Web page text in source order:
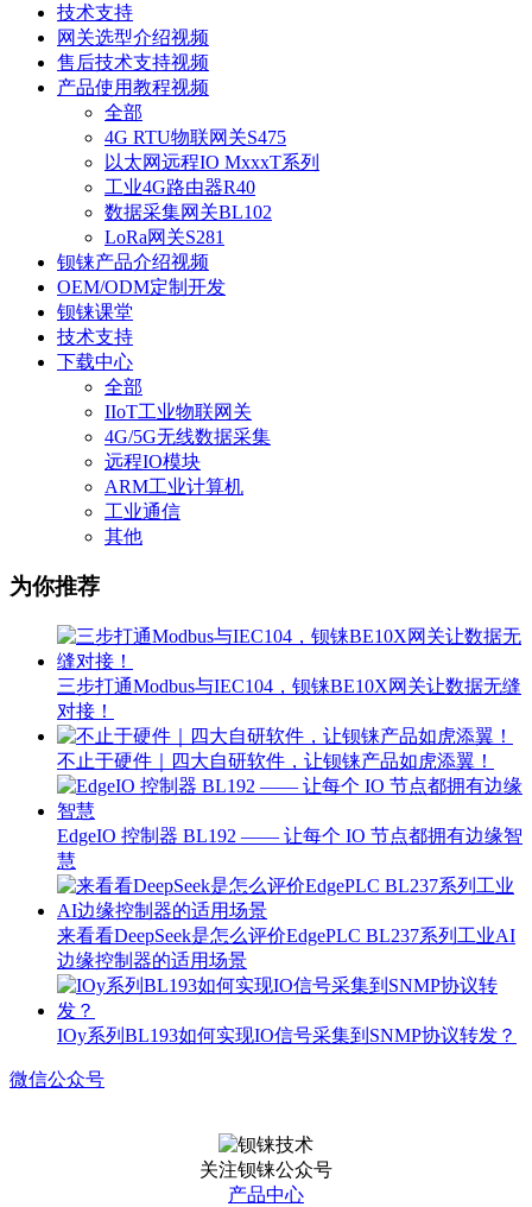
技术支持
网关选型介绍视频
售后技术支持视频
产品使用教程视频
全部
4G RTU物联网关S475
以太网远程IO MxxxT系列
工业4G路由器R40
数据采集网关BL102
LoRa网关S281
钡铼产品介绍视频
OEM/ODM定制开发
钡铼课堂
技术支持
下载中心
全部
IIoT工业物联网关
4G/5G无线数据采集
远程IO模块
ARM工业计算机
工业通信
其他
为你推荐
三步打通Modbus与IEC104，钡铼BE10X网关让数据无缝
对接！
不止于硬件｜四大自研软件，让钡铼产品如虎添翼！
EdgeIO 控制器 BL192 —— 让每个 IO 节点都拥有边缘智
慧
来看看DeepSeek是怎么评价EdgePLC BL237系列工业AI
边缘控制器的适用场景
IOy系列BL193如何实现IO信号采集到SNMP协议转发？
微信公众号
关注钡铼公众号
产品中心